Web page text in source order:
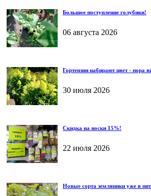
Большое поступление голубики!
06 августа 2026
Гортензии набирают цвет - пора
30 июля 2026
Скидка на носки 15%!
22 июля 2026
Новые сорта земляники уже в